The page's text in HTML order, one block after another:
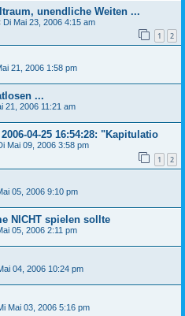
unendliche Weiten ...
Di Mai 23, 2006 4:15 am
1 2
21, 2006 1:58 pm
...
21, 2006 11:21 am
04-25 16:54:28: "Kapitulatio
Mai 09, 2006 3:58 pm
1 2
05, 2006 9:10 pm
NICHT spielen sollte
05, 2006 2:11 pm
04, 2006 10:24 pm
Mai 03, 2006 5:16 pm